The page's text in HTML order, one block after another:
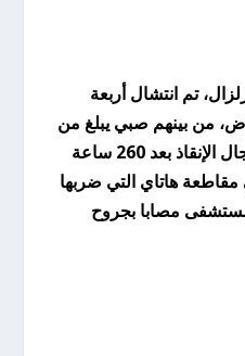
من الزلزال، تم انتشال أربعة
من بينهم صبي يبلغ من
العمر 12 عامًا، وعثر عليه رجال الإنقاذ بعد 260 ساعة
هاتاي التي ضربها
مصابا بجروح